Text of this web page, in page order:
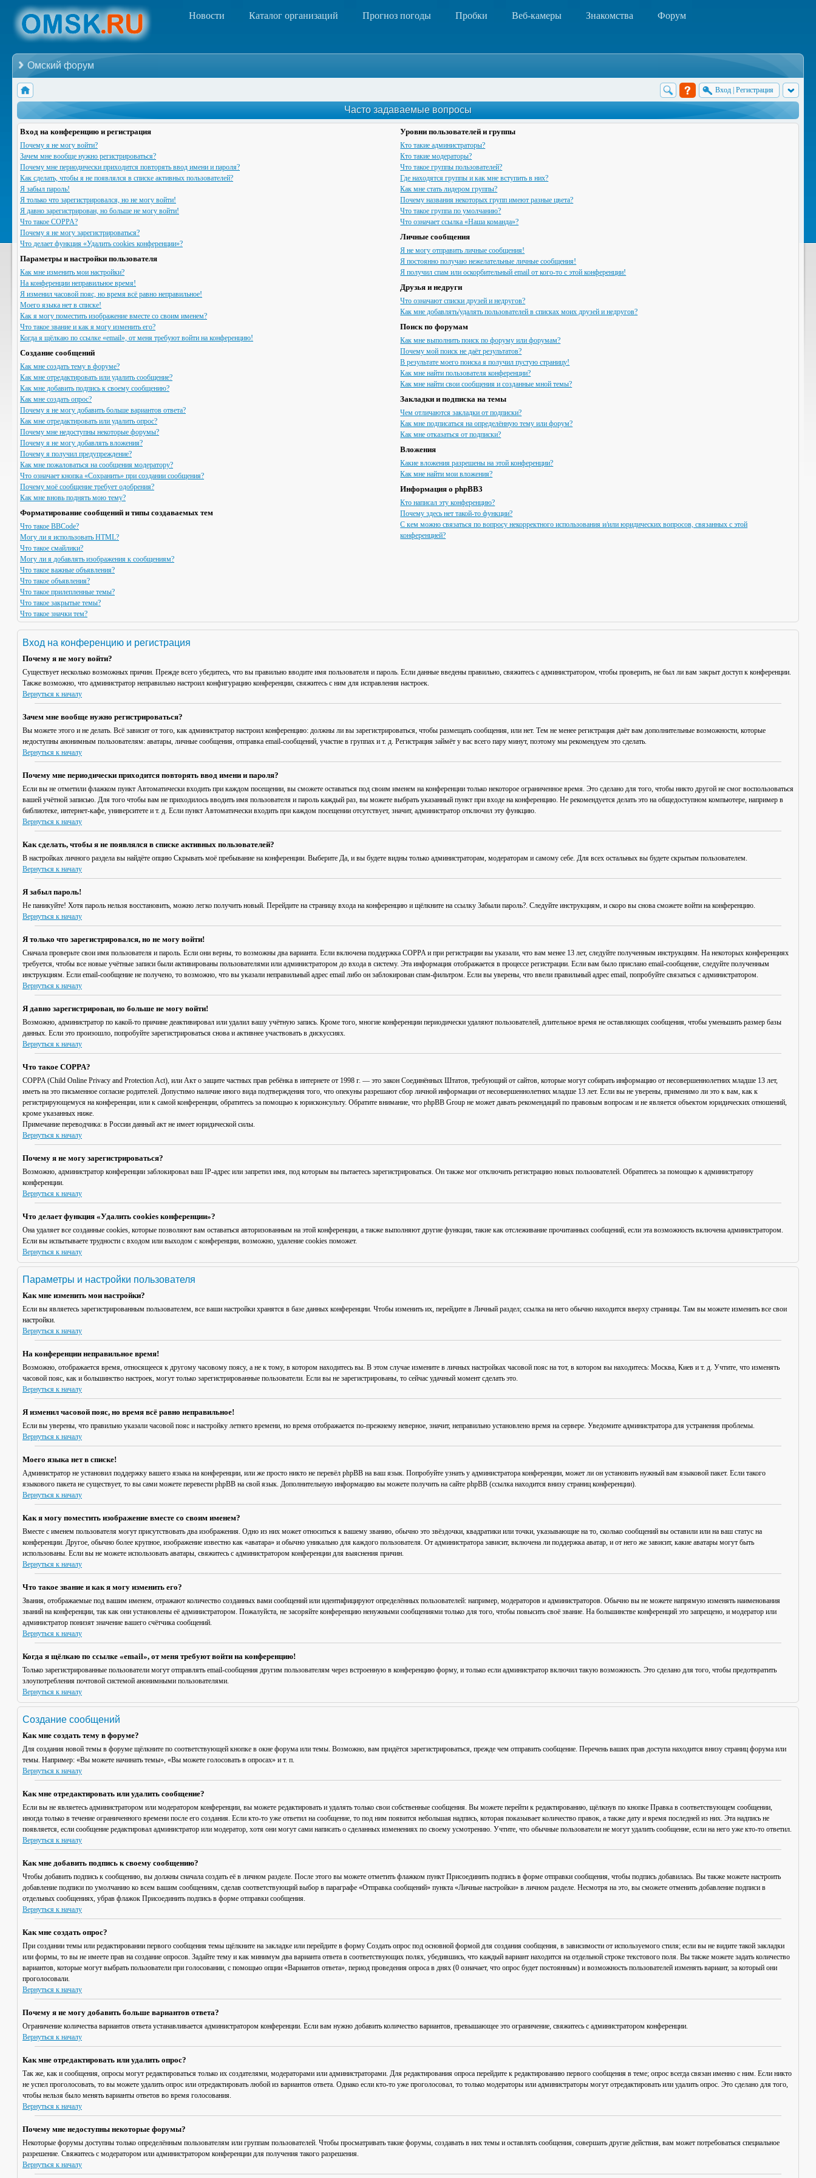
Новости Каталог организаций Прогноз погоды Пробки Веб-камеры Знакомства Форум
Омский форум
Вход Регистрация
Часто задаваемые вопросы
Вход на конференцию и регистрация
Почему я не могу войти?
Зачем мне вообще нужно регистрироваться?
Почему мне периодически приходится повторять ввод имени и пароля?
Как сделать, чтобы я не появлялся в списке активных пользователей?
Я забыл пароль!
Я только что зарегистрировался, но не могу войти!
Я давно зарегистрирован, но больше не могу войти!
Что такое COPPA?
Почему я не могу зарегистрироваться?
Что делает функция «Удалить cookies конференции»?
Параметры и настройки пользователя
Как мне изменить мои настройки?
На конференции неправильное время!
Я изменил часовой пояс, но время всё равно неправильное!
Моего языка нет в списке!
Как я могу поместить изображение вместе со своим именем?
Что такое звание и как я могу изменить его?
Когда я щёлкаю по ссылке «email», от меня требуют войти на конференцию!
Создание сообщений
Как мне создать тему в форуме?
Как мне отредактировать или удалить сообщение?
Как мне добавить подпись к своему сообщению?
Как мне создать опрос?
Почему я не могу добавить больше вариантов ответа?
Как мне отредактировать или удалить опрос?
Почему мне недоступны некоторые форумы?
Почему я не могу добавлять вложения?
Почему я получил предупреждение?
Как мне пожаловаться на сообщения модератору?
Что означает кнопка «Сохранить» при создании сообщения?
Почему моё сообщение требует одобрения?
Как мне вновь поднять мою тему?
Форматирование сообщений и типы создаваемых тем
Что такое BBCode?
Могу ли я использовать HTML?
Что такое смайлики?
Могу ли я добавлять изображения к сообщениям?
Что такое важные объявления?
Что такое объявления?
Что такое прилепленные темы?
Что такое закрытые темы?
Что такое значки тем?
Уровни пользователей и группы
Кто такие администраторы?
Кто такие модераторы?
Что такое группы пользователей?
Где находятся группы и как мне вступить в них?
Как мне стать лидером группы?
Почему названия некоторых групп имеют разные цвета?
Что такое группа по умолчанию?
Что означает ссылка «Наша команда»?
Личные сообщения
Я не могу отправить личные сообщения!
Я постоянно получаю нежелательные личные сообщения!
Я получил спам или оскорбительный email от кого-то с этой конференции!
Друзья и недруги
Что означают списки друзей и недругов?
Как мне добавлять/удалять пользователей в списках моих друзей и недругов?
Поиск по форумам
Как мне выполнить поиск по форуму или форумам?
Почему мой поиск не даёт результатов?
В результате моего поиска я получил пустую страницу!
Как мне найти пользователя конференции?
Как мне найти свои сообщения и созданные мной темы?
Закладки и подписка на темы
Чем отличаются закладки от подписки?
Как мне подписаться на определённую тему или форум?
Как мне отказаться от подписки?
Вложения
Какие вложения разрешены на этой конференции?
Как мне найти мои вложения?
Информация о phpBB3
Кто написал эту конференцию?
Почему здесь нет такой-то функции?
С кем можно связаться по вопросу некорректного использования и/или юридических вопросов, связанных с этой
конференцией?
Вход на конференцию и регистрация
Почему я не могу войти?
Существует несколько возможных причин. Прежде всего убедитесь, что вы правильно вводите имя пользователя и пароль. Если данные введены правильно, свяжитесь с администратором, чтобы проверить, не был ли вам закрыт доступ к конференции.
Также возможно, что администратор неправильно настроил конфигурацию конференции, свяжитесь с ним для исправления настроек.
Вернуться к началу
Зачем мне вообще нужно регистрироваться?
Вы можете этого и не делать. Всё зависит от того, как администратор настроил конференцию: должны ли вы зарегистрироваться, чтобы размещать сообщения, или нет. Тем не менее регистрация даёт вам дополнительные возможности, которые
недоступны анонимным пользователям: аватары, личные сообщения, отправка email-сообщений, участие в группах и т. д. Регистрация займёт у вас всего пару минут, поэтому мы рекомендуем это сделать.
Вернуться к началу
Почему мне периодически приходится повторять ввод имени и пароля?
Если вы не отметили флажком пункт Автоматически входить при каждом посещении, вы сможете оставаться под своим именем на конференции только некоторое ограниченное время. Это сделано для того, чтобы никто другой не смог воспользоваться
вашей учётной записью. Для того чтобы вам не приходилось вводить имя пользователя и пароль каждый раз, вы можете выбрать указанный пункт при входе на конференцию. Не рекомендуется делать это на общедоступном компьютере, например в
библиотеке, интернет-кафе, университете и т. д. Если пункт Автоматически входить при каждом посещении отсутствует, значит, администратор отключил эту функцию.
Вернуться к началу
Как сделать, чтобы я не появлялся в списке активных пользователей?
В настройках личного раздела вы найдёте опцию Скрывать моё пребывание на конференции. Выберите Да, и вы будете видны только администраторам, модераторам и самому себе. Для всех остальных вы будете скрытым пользователем.
Вернуться к началу
Я забыл пароль!
Не паникуйте! Хотя пароль нельзя восстановить, можно легко получить новый. Перейдите на страницу входа на конференцию и щёлкните на ссылку Забыли пароль?. Следуйте инструкциям, и скоро вы снова сможете войти на конференцию.
Вернуться к началу
Я только что зарегистрировался, но не могу войти!
Сначала проверьте свои имя пользователя и пароль. Если они верны, то возможны два варианта. Если включена поддержка COPPA и при регистрации вы указали, что вам менее 13 лет, следуйте полученным инструкциям. На некоторых конференциях
требуется, чтобы все новые учётные записи были активированы пользователями или администратором до входа в систему. Эта информация отображается в процессе регистрации. Если вам было прислано email-сообщение, следуйте полученным
инструкциям. Если email-сообщение не получено, то возможно, что вы указали неправильный адрес email либо он заблокирован спам-фильтром. Если вы уверены, что ввели правильный адрес email, попробуйте связаться с администратором.
Вернуться к началу
Я давно зарегистрирован, но больше не могу войти!
Возможно, администратор по какой-то причине деактивировал или удалил вашу учётную запись. Кроме того, многие конференции периодически удаляют пользователей, длительное время не оставляющих сообщения, чтобы уменьшить размер базы
данных. Если это произошло, попробуйте зарегистрироваться снова и активнее участвовать в дискуссиях.
Вернуться к началу
Что такое COPPA?
COPPA (Child Online Privacy and Protection Act), или Акт о защите частных прав ребёнка в интернете от 1998 г. — это закон Соединённых Штатов, требующий от сайтов, которые могут собирать информацию от несовершеннолетних младше 13 лет,
иметь на это письменное согласие родителей. Допустимо наличие иного вида подтверждения того, что опекуны разрешают сбор личной информации от несовершеннолетних младше 13 лет. Если вы не уверены, применимо ли это к вам, как к
регистрирующемуся на конференции, или к самой конференции, обратитесь за помощью к юрисконсульту. Обратите внимание, что phpBB Group не может давать рекомендаций по правовым вопросам и не является объектом юридических отношений,
кроме указанных ниже.
Примечание переводчика: в России данный акт не имеет юридической силы.
Вернуться к началу
Почему я не могу зарегистрироваться?
Возможно, администратор конференции заблокировал ваш IP-адрес или запретил имя, под которым вы пытаетесь зарегистрироваться. Он также мог отключить регистрацию новых пользователей. Обратитесь за помощью к администратору
конференции.
Вернуться к началу
Что делает функция «Удалить cookies конференции»?
Она удаляет все созданные cookies, которые позволяют вам оставаться авторизованным на этой конференции, а также выполняют другие функции, такие как отслеживание прочитанных сообщений, если эта возможность включена администратором.
Если вы испытываете трудности с входом или выходом с конференции, возможно, удаление cookies поможет.
Вернуться к началу
Параметры и настройки пользователя
Как мне изменить мои настройки?
Если вы являетесь зарегистрированным пользователем, все ваши настройки хранятся в базе данных конференции. Чтобы изменить их, перейдите в Личный раздел; ссылка на него обычно находится вверху страницы. Там вы можете изменить все свои
настройки.
Вернуться к началу
На конференции неправильное время!
Возможно, отображается время, относящееся к другому часовому поясу, а не к тому, в котором находитесь вы. В этом случае измените в личных настройках часовой пояс на тот, в котором вы находитесь: Москва, Киев и т. д. Учтите, что изменять
часовой пояс, как и большинство настроек, могут только зарегистрированные пользователи. Если вы не зарегистрированы, то сейчас удачный момент сделать это.
Вернуться к началу
Я изменил часовой пояс, но время всё равно неправильное!
Если вы уверены, что правильно указали часовой пояс и настройку летнего времени, но время отображается по-прежнему неверное, значит, неправильно установлено время на сервере. Уведомите администратора для устранения проблемы.
Вернуться к началу
Моего языка нет в списке!
Администратор не установил поддержку вашего языка на конференции, или же просто никто не перевёл phpBB на ваш язык. Попробуйте узнать у администратора конференции, может ли он установить нужный вам языковой пакет. Если такого
языкового пакета не существует, то вы сами можете перевести phpBB на свой язык. Дополнительную информацию вы можете получить на сайте phpBB (ссылка находится внизу страниц конференции).
Вернуться к началу
Как я могу поместить изображение вместе со своим именем?
Вместе с именем пользователя могут присутствовать два изображения. Одно из них может относиться к вашему званию, обычно это звёздочки, квадратики или точки, указывающие на то, сколько сообщений вы оставили или на ваш статус на
конференции. Другое, обычно более крупное, изображение известно как «аватара» и обычно уникально для каждого пользователя. От администратора зависит, включена ли поддержка аватар, и от него же зависит, какие аватары могут быть
использованы. Если вы не можете использовать аватары, свяжитесь с администратором конференции для выяснения причин.
Вернуться к началу
Что такое звание и как я могу изменить его?
Звания, отображаемые под вашим именем, отражают количество созданных вами сообщений или идентифицируют определённых пользователей: например, модераторов и администраторов. Обычно вы не можете напрямую изменять наименования
званий на конференции, так как они установлены её администратором. Пожалуйста, не засоряйте конференцию ненужными сообщениями только для того, чтобы повысить своё звание. На большинстве конференций это запрещено, и модератор или
администратор понизят значение вашего счётчика сообщений.
Вернуться к началу
Когда я щёлкаю по ссылке «email», от меня требуют войти на конференцию!
Только зарегистрированные пользователи могут отправлять email-сообщения другим пользователям через встроенную в конференцию форму, и только если администратор включил такую возможность. Это сделано для того, чтобы предотвратить
злоупотребления почтовой системой анонимными пользователями.
Вернуться к началу
Создание сообщений
Как мне создать тему в форуме?
Для создания новой темы в форуме щёлкните по соответствующей кнопке в окне форума или темы. Возможно, вам придётся зарегистрироваться, прежде чем отправить сообщение. Перечень ваших прав доступа находится внизу страниц форума или
темы. Например: «Вы можете начинать темы», «Вы можете голосовать в опросах» и т. п.
Вернуться к началу
Как мне отредактировать или удалить сообщение?
Если вы не являетесь администратором или модератором конференции, вы можете редактировать и удалять только свои собственные сообщения. Вы можете перейти к редактированию, щёлкнув по кнопке Правка в соответствующем сообщении,
иногда только в течение ограниченного времени после его создания. Если кто-то уже ответил на сообщение, то под ним появится небольшая надпись, которая показывает количество правок, а также дату и время последней из них. Эта надпись не
появляется, если сообщение редактировал администратор или модератор, хотя они могут сами написать о сделанных изменениях по своему усмотрению. Учтите, что обычные пользователи не могут удалить сообщение, если на него уже кто-то ответил.
Вернуться к началу
Как мне добавить подпись к своему сообщению?
Чтобы добавить подпись к сообщению, вы должны сначала создать её в личном разделе. После этого вы можете отметить флажком пункт Присоединить подпись в форме отправки сообщения, чтобы подпись добавилась. Вы также можете настроить
добавление подписи по умолчанию ко всем вашим сообщениям, сделав соответствующий выбор в параграфе «Отправка сообщений» пункта «Личные настройки» в личном разделе. Несмотря на это, вы сможете отменить добавление подписи в
отдельных сообщениях, убрав флажок Присоединить подпись в форме отправки сообщения.
Вернуться к началу
Как мне создать опрос?
При создании темы или редактировании первого сообщения темы щёлкните на закладке или перейдите в форму Создать опрос под основной формой для создания сообщения, в зависимости от используемого стиля; если вы не видите такой закладки
или формы, то вы не имеете прав на создание опросов. Задайте тему и как минимум два варианта ответа в соответствующих полях, убедившись, что каждый вариант находится на отдельной строке текстового поля. Вы также можете задать количество
вариантов, которые могут выбрать пользователи при голосовании, с помощью опции «Вариантов ответа», период проведения опроса в днях (0 означает, что опрос будет постоянным) и возможность пользователей изменять вариант, за который они
проголосовали.
Вернуться к началу
Почему я не могу добавить больше вариантов ответа?
Ограничение количества вариантов ответа устанавливается администратором конференции. Если вам нужно добавить количество вариантов, превышающее это ограничение, свяжитесь с администратором конференции.
Вернуться к началу
Как мне отредактировать или удалить опрос?
Так же, как и сообщения, опросы могут редактироваться только их создателями, модераторами или администраторами. Для редактирования опроса перейдите к редактированию первого сообщения в теме; опрос всегда связан именно с ним. Если никто
не успел проголосовать, то вы можете удалить опрос или отредактировать любой из вариантов ответа. Однако если кто-то уже проголосовал, то только модераторы или администраторы могут отредактировать или удалить опрос. Это сделано для того,
чтобы нельзя было менять варианты ответов во время голосования.
Вернуться к началу
Почему мне недоступны некоторые форумы?
Некоторые форумы доступны только определённым пользователям или группам пользователей. Чтобы просматривать такие форумы, создавать в них темы и оставлять сообщения, совершать другие действия, вам может потребоваться специальное
разрешение. Свяжитесь с модератором или администратором конференции для получения такого разрешения.
Вернуться к началу